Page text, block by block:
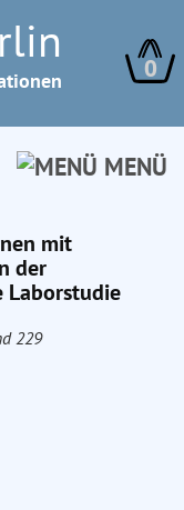
0
MENÜ
mit
der
Laborstudie
229